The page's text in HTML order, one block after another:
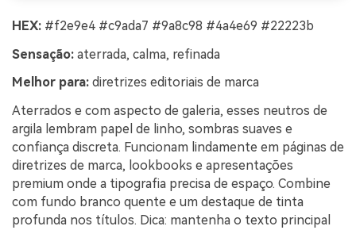
HEX: #f2e9e4 #c9ada7 #9a8c98 #4a4e69 #22223b
Sensação: aterrada, calma, refinada
Melhor para: diretrizes editoriais de marca
Aterrados e com aspecto de galeria, esses neutros de
argila lembram papel de linho, sombras suaves e
confiança discreta. Funcionam lindamente em páginas de
diretrizes de marca, lookbooks e apresentações
premium onde a tipografia precisa de espaço. Combine
com fundo branco quente e um destaque de tinta
profunda nos títulos. Dica: mantenha o texto principal